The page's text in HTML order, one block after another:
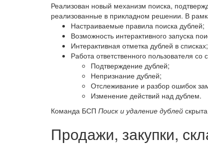
Реализован новый механизм поиска,
реализованные в прикладном решении. В
Настраиваемые правила поиска дублей;
Возможность интерактивного запуска
Интерактивная отметка дублей в списках;
Работа ответственного пользователя
Подтверждение дублей;
Непризнание дублей;
Отслеживание и разбор ошибок
Изменение действий над дублем.
Команда БСП Поиск и удаление дублей
Продажи, закупки,